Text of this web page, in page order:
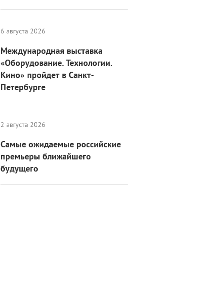
6 августа 2026
Международная выставка
«Оборудование. Технологии.
Кино» пройдет в Санкт-
Петербурге
2 августа 2026
Самые ожидаемые российские
премьеры ближайшего
будущего